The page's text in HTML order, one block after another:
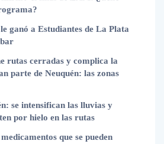
ganó a Estudiantes de La Plata
rutas cerradas y complica la
parte de Neuquén: las zonas
se intensifican las lluvias y
por hielo en las rutas
que se pueden